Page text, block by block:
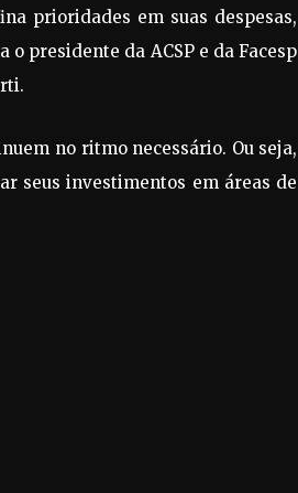
prioridades em suas despesas,
presidente da ACSP e da Facesp
no ritmo necessário. Ou seja,
seus investimentos em áreas de